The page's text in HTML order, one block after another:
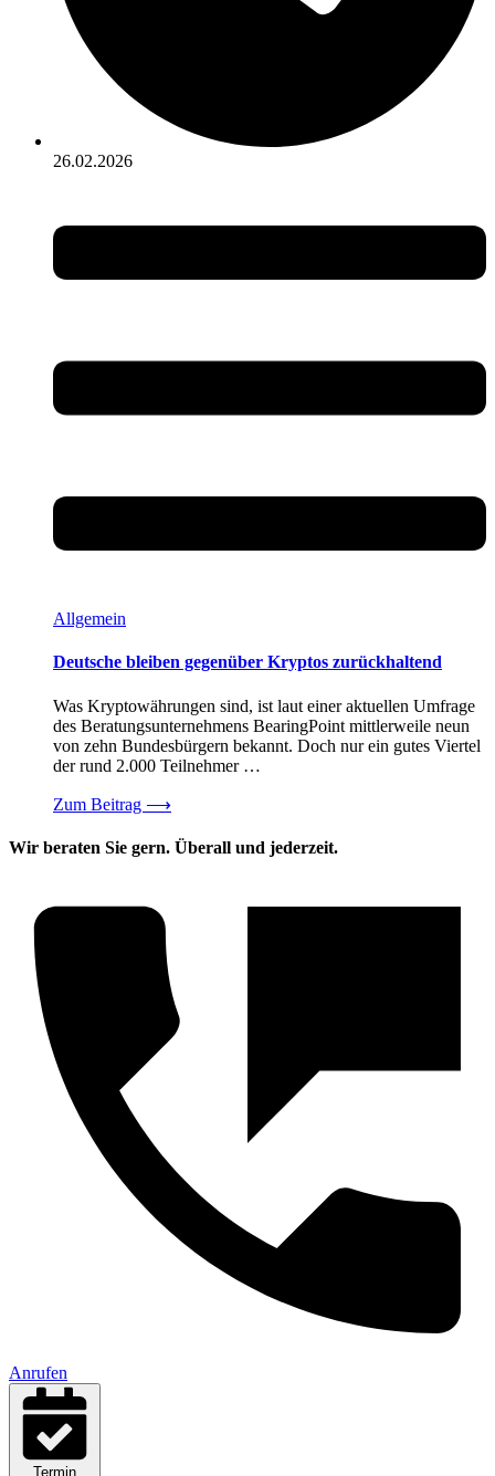
26.02.2026
Allgemein
Deutsche bleiben gegenüber Kryptos zurückhaltend
Was Kryptowährungen sind, ist laut einer aktuellen Umfrage
des Beratungsunternehmens BearingPoint mittlerweile neun
von zehn Bundesbürgern bekannt. Doch nur ein gutes Viertel
der rund 2.000 Teilnehmer …
Zum Beitrag ⟶
Wir beraten Sie gern. Überall und jederzeit.
Anrufen
Termin